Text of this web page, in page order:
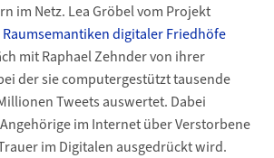
im Netz. Lea Gröbel vom Projekt
digitaler Friedhöfe
mit Raphael Zehnder von ihrer
der sie computergestützt tausende
Tweets auswertet. Dabei
im Internet über Verstorbene
im Digitalen ausgedrückt wird.